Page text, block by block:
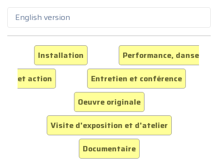
English version
Installation
Performance, danse
et action
Entretien et conférence
Oeuvre originale
Visite d'exposition et d'atelier
Documentaire